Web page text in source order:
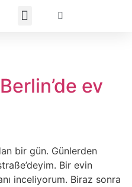
ev
bir gün. Günlerden
Bir evin
inceliyorum. Biraz sonra